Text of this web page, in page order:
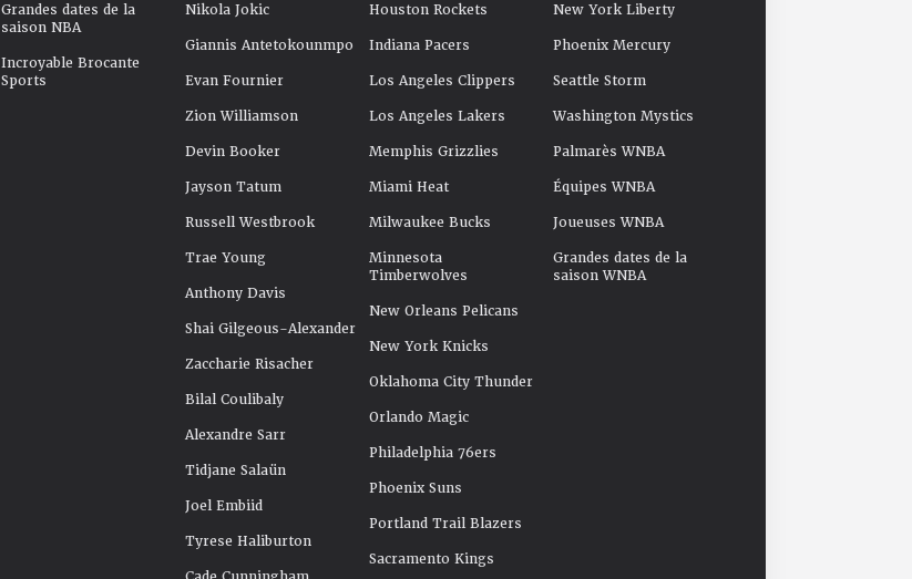
Grandes dates de la
saison NBA
Incroyable Brocante
Sports
Nikola Jokic
Giannis Antetokounmpo
Evan Fournier
Zion Williamson
Devin Booker
Jayson Tatum
Russell Westbrook
Trae Young
Anthony Davis
Shai Gilgeous-Alexander
Zaccharie Risacher
Bilal Coulibaly
Alexandre Sarr
Tidjane Salaün
Joel Embiid
Tyrese Haliburton
Houston Rockets
Indiana Pacers
Los Angeles Clippers
Los Angeles Lakers
Memphis Grizzlies
Miami Heat
Milwaukee Bucks
Minnesota
Timberwolves
New Orleans Pelicans
New York Knicks
Oklahoma City Thunder
Orlando Magic
Philadelphia 76ers
Phoenix Suns
Portland Trail Blazers
Sacramento Kings
New York Liberty
Phoenix Mercury
Seattle Storm
Washington Mystics
Palmarès WNBA
Équipes WNBA
Joueuses WNBA
Grandes dates de la
saison WNBA